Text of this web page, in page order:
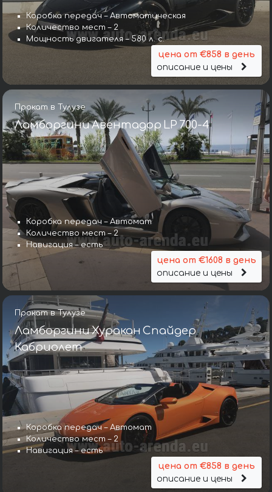
Коробка передач – Автоматическая
Количество мест – 2
Мощность двигателя – 580 л. с.
цена от €858 в день
описание и цены
Прокат в Тулузе
Ламборгини Авентадор LP 700-4
Коробка передач – Автомат
Количество мест – 2
Навигация – есть
цена от €1608 в день
описание и цены
Прокат в Тулузе
Ламборгини Хуракан Спайдер
Кабриолет
Коробка передач – Автомат
Количество мест – 2
Навигация – есть
цена от €858 в день
описание и цены